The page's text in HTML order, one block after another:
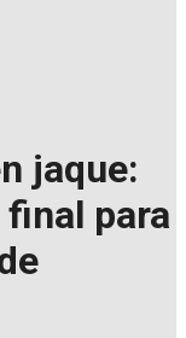
jaque:
para